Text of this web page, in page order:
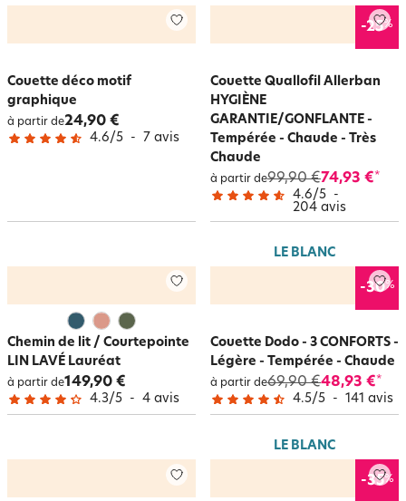
Couette déco motif
graphique
à partir de24,90 €
4.6/5 - 7 avis
-25%
Couette Quallofil Allerban
HYGIÈNE
GARANTIE/GONFLANTE -
Tempérée - Chaude - Très
Chaude
à partir de99,90 €74,93 €*
4.6/5 -
204 avis
Chemin de lit / Courtepointe
LIN LAVÉ Lauréat
à partir de149,90 €
4.3/5 - 4 avis
LE BLANC
-30%
Couette Dodo - 3 CONFORTS -
Légère - Tempérée - Chaude
à partir de69,90 €48,93 €*
4.5/5 - 141 avis
LE BLANC
-35%